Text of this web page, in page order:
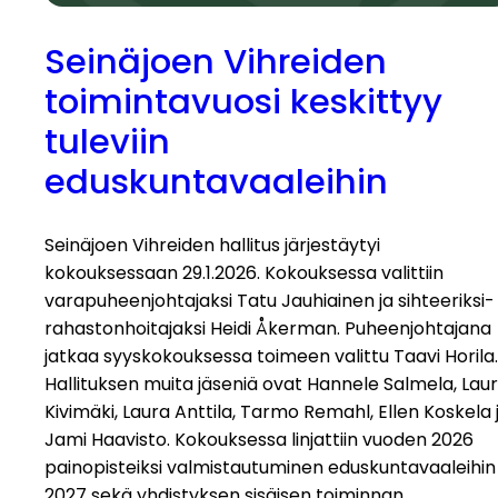
Seinäjoen Vihreiden
toimintavuosi keskittyy
tuleviin
eduskuntavaaleihin
Seinäjoen Vihreiden hallitus järjestäytyi
kokouksessaan 29.1.2026. Kokouksessa valittiin
varapuheenjohtajaksi Tatu Jauhiainen ja sihteeriksi-
rahastonhoitajaksi Heidi Åkerman. Puheenjohtajana
jatkaa syyskokouksessa toimeen valittu Taavi Horila.
Hallituksen muita jäseniä ovat Hannele Salmela,
Kivimäki, Laura Anttila, Tarmo Remahl, Ellen Koskela
Jami Haavisto. Kokouksessa linjattiin vuoden 2026
painopisteiksi valmistautuminen eduskuntavaaleihin